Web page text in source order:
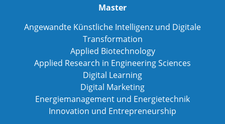
Master
Angewandte Künstliche Intelligenz und Digitale
Transformation
Applied Biotechnology
Applied Research in Engineering Sciences
Digital Learning
Digital Marketing
Energiemanagement und Energietechnik
Innovation und Entrepreneurship